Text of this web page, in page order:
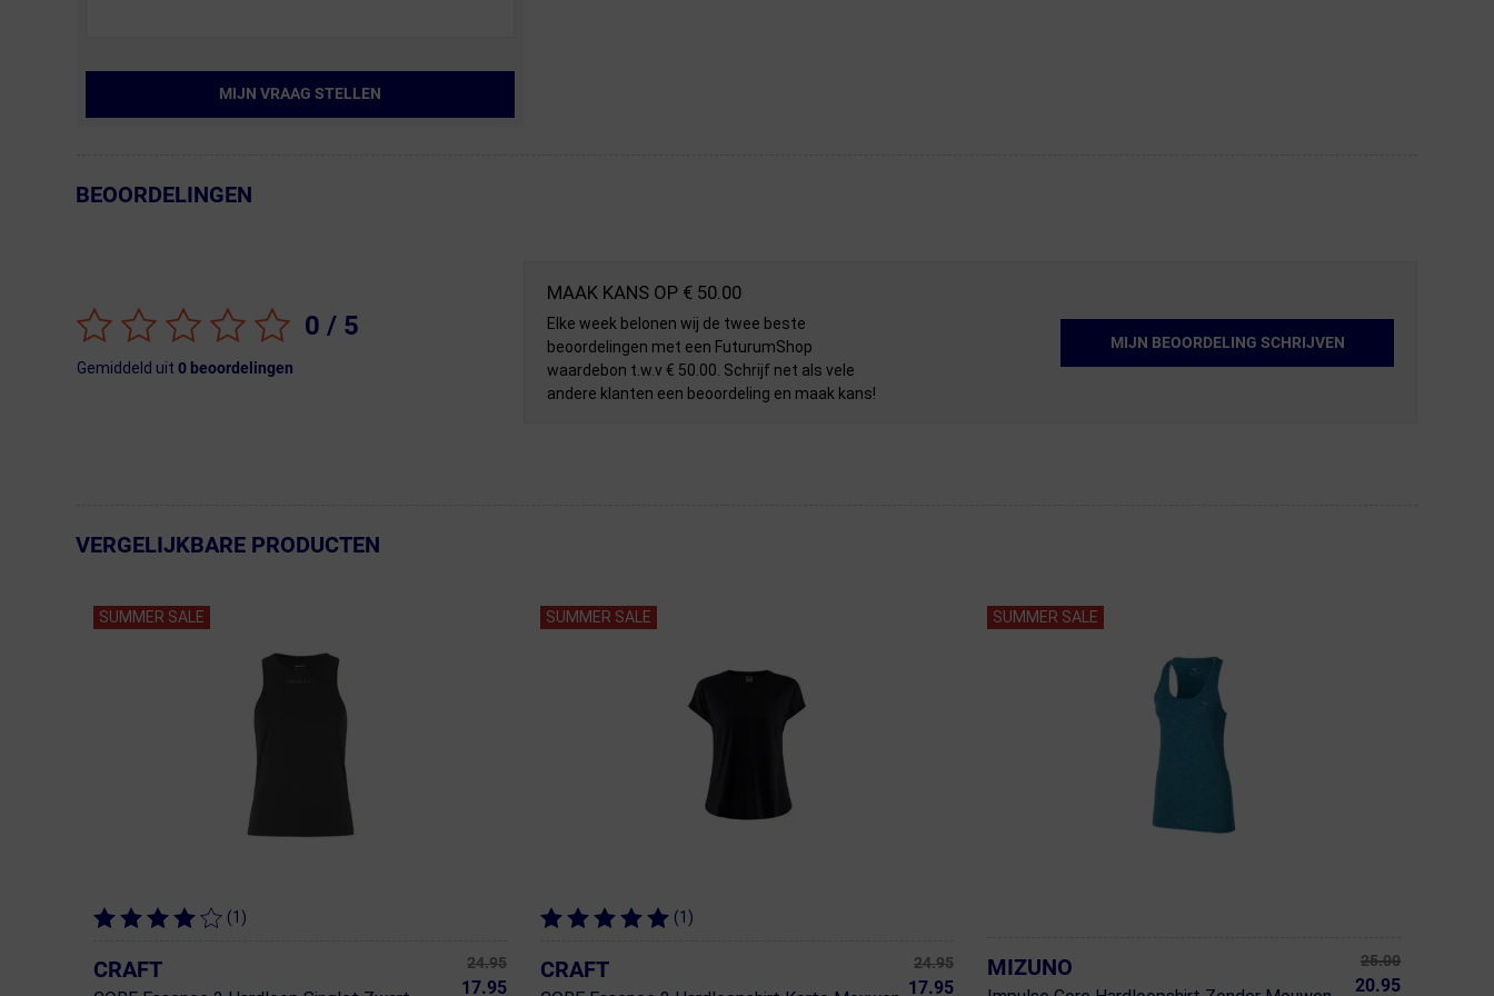
MIJN VRAAG STELLEN
← Terug naar productnavigatie
BEOORDELINGEN
0 / 5
Gemiddeld uit 0beoordelingen
MAAK KANS OP € 50.00
Elke week belonen wij de twee beste
beoordelingen met een FuturumShop
waardebon t.w.v € 50.00. Schrijf net als vele
andere klanten een beoordeling en maak kans!
MIJN BEOORDELING SCHRIJVEN
← Terug naar productnavigatie
VERGELIJKBARE PRODUCTEN
SUMMER SALE
(1)
CRAFT 24.95
17.95
SUMMER SALE
(1)
CRAFT 24.95
17.95
SUMMER SALE
MIZUNO 25.00
20.95